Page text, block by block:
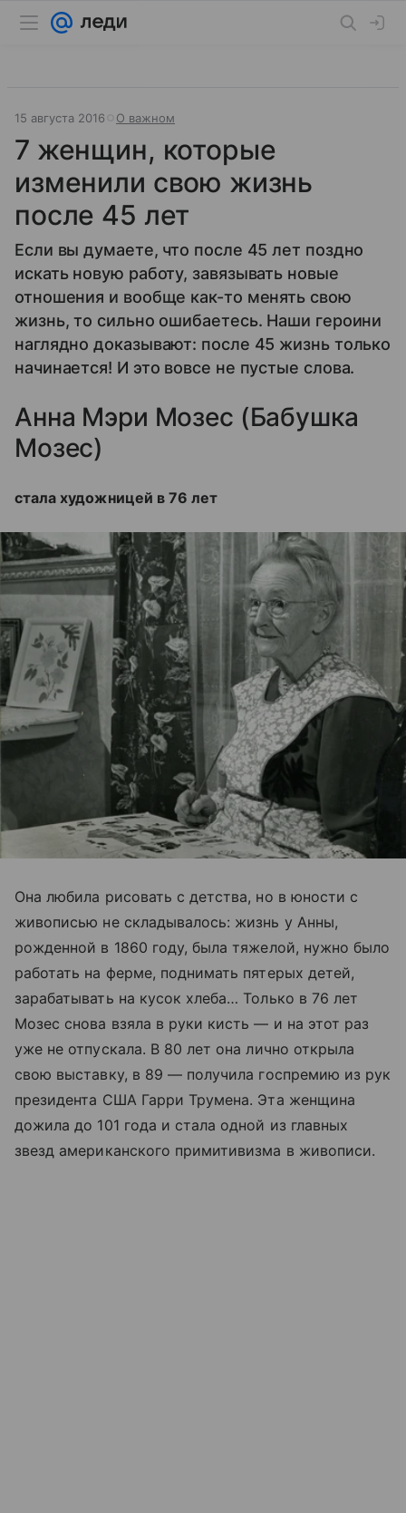
15 августа 2016 О важном
7 женщин, которые
изменили свою жизнь
после 45 лет
Если вы думаете, что после 45 лет поздно
искать новую работу, завязывать новые
отношения и вообще как-то менять свою
жизнь, то сильно ошибаетесь. Наши героини
наглядно доказывают: после 45 жизнь только
начинается! И это вовсе не пустые слова.
Анна Мэри Мозес (Бабушка
Мозес)
стала художницей в 76 лет
Она любила рисовать с детства, но в юности с
живописью не складывалось: жизнь у Анны,
рожденной в 1860 году, была тяжелой, нужно было
работать на ферме, поднимать пятерых детей,
зарабатывать на кусок хлеба… Только в 76 лет
Мозес снова взяла в руки кисть — и на этот раз
уже не отпускала. В 80 лет она лично открыла
свою выставку, в 89 — получила госпремию из рук
президента США Гарри Трумена. Эта женщина
дожила до 101 года и стала одной из главных
звезд американского примитивизма в живописи.